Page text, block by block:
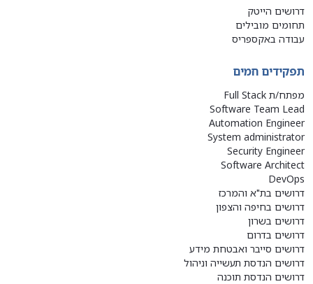
דרושים הייטק
תחומים מובילים
עבודה באקספריס
תפקידים חמים
מפתח/ת Full Stack
Software Team Lead
Automation Engineer
System administrator
Security Engineer
Software Architect
DevOps
דרושים בת"א והמרכז
דרושים בחיפה והצפון
דרושים בשרון
דרושים בדרום
דרושים סייבר ואבטחת מידע
דרושים הנדסת תעשייה וניהול
דרושים הנדסת תוכנה